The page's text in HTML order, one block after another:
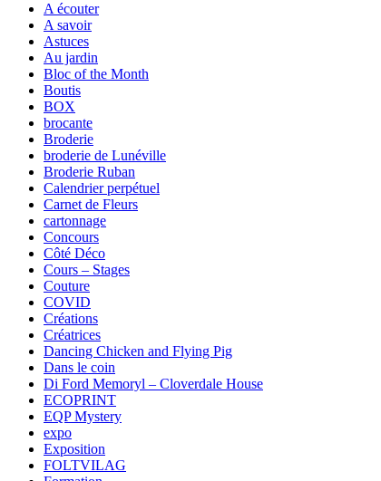
A écouter
A savoir
Astuces
Au jardin
Bloc of the Month
Boutis
BOX
brocante
Broderie
broderie de Lunéville
Broderie Ruban
Calendrier perpétuel
Carnet de Fleurs
cartonnage
Concours
Côté Déco
Cours – Stages
Couture
COVID
Créations
Créatrices
Dancing Chicken and Flying Pig
Dans le coin
Di Ford Memoryl – Cloverdale House
ECOPRINT
EQP Mystery
expo
Exposition
FOLTVILAG